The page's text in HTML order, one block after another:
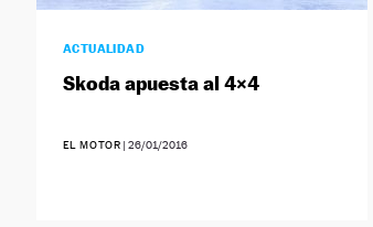
ACTUALIDAD
Skoda apuesta al 4×4
EL MOTOR |26/01/2016